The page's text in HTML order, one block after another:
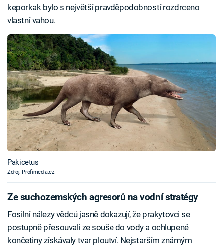
keporkak bylo s největší pravděpodobností rozdrceno
vlastní vahou.
Pakicetus
Zdroj: Profimedia.cz
Ze suchozemských agresorů na vodní stratégy
Fosilní nálezy vědců jasně dokazují, že prakytovci se
postupně přesouvali ze souše do vody a ochlupené
končetiny získávaly tvar ploutví. Nejstarším známým